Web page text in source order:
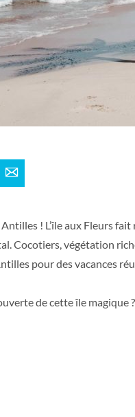
E-mail
! L’île aux Fleurs
Cocotiers, végétation
pour des vacances
de cette île magique